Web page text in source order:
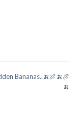
Bananas..🍌🍖🍌🍖
🍌